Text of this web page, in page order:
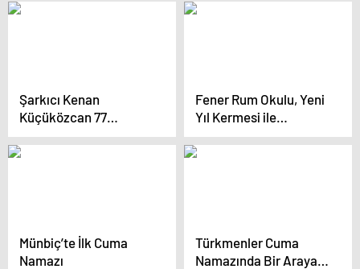
Şarkıcı Kenan
Küçüközcan 77
Yaşında Hayatını
Kaybetti
Fener Rum Okulu, Yeni
Yıl Kermesi ile
Ziyaretçilerini Ağırlıyor
Münbiç’te İlk Cuma
Namazı
Türkmenler Cuma
Namazında Bir Araya